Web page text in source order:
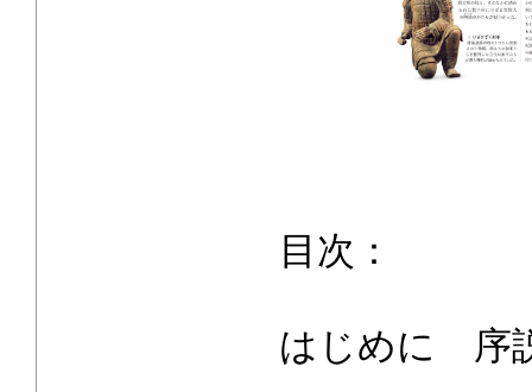
目次：
はじめに 序